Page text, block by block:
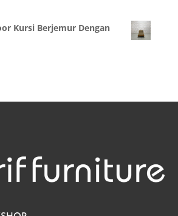
Kursi Berjemur Dengan